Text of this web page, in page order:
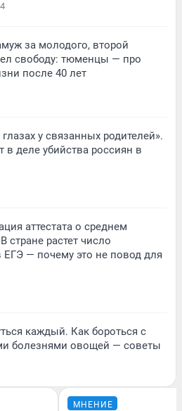
за молодого, второй
свободу: тюменцы — про
после 40 лет
у связанных родителей».
деле убийства россиян в
аттестата о среднем
стране растет число
ЕГЭ — почему это не повод для
каждый. Как бороться с
болезнями овощей — советы
МНЕНИЕ